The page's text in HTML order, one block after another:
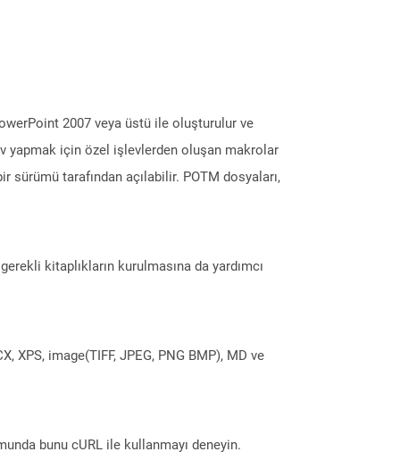
2007 veya üstü ile oluşturulur ve
yapmak için özel işlevlerden oluşan makrolar
tarafından açılabilir. POTM dosyaları,
kitaplıkların kurulmasına da yardımcı
XPS, image(TIFF, JPEG, PNG BMP), MD ve
bunu cURL ile kullanmayı deneyin.